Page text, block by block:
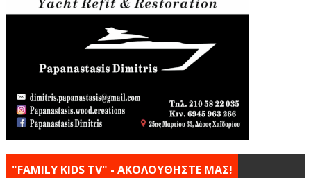
"FAMILY KIDS TV" - ΑΚΟΛΟΥΘΗΣΤΕ ΜΑΣ!